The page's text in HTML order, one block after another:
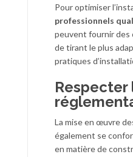
Pour optimiser
professionnels
peuvent fournir des
de tirant le plus
pratiques
Respecter
La mise en œuvre
également se
en matière de